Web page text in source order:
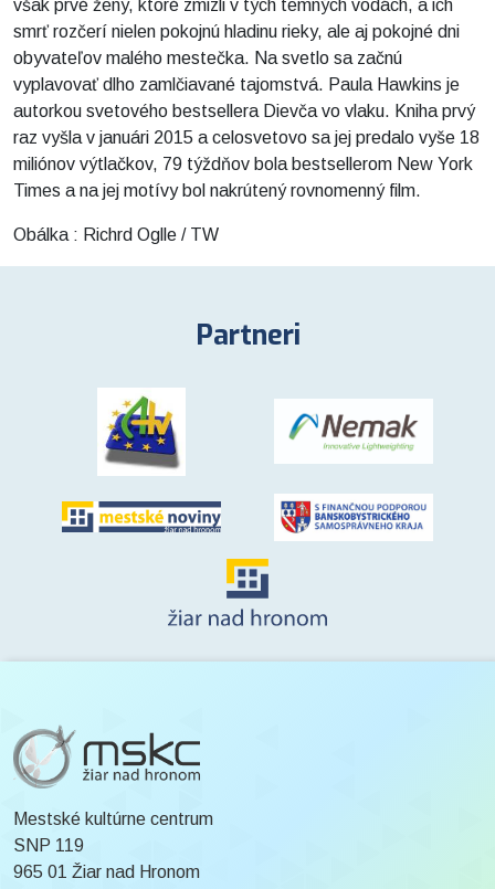
však prvé ženy, ktoré zmizli v tých temných vodách, a ich
smrť rozčerí nielen pokojnú hladinu rieky, ale aj pokojné dni
obyvateľov malého mestečka. Na svetlo sa začnú
vyplavovať dlho zamlčiavané tajomstvá. Paula Hawkins je
autorkou svetového bestsellera Dievča vo vlaku. Kniha prvý
raz vyšla v januári 2015 a celosvetovo sa jej predalo vyše 18
miliónov výtlačkov, 79 týždňov bola bestsellerom New York
Times a na jej motívy bol nakrútený rovnomenný film.
Obálka : Richrd Oglle / TW
Partneri
Mestské kultúrne centrum
SNP 119
965 01 Žiar nad Hronom